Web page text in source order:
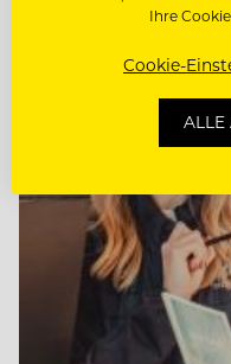
Entdecke alle Jobs
Ihre
Cookie-
ALLE